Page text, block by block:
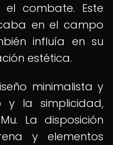
combate. Este
en el campo
influía en su
estética.
minimalista y
y la simplicidad,
La disposición
y elementos